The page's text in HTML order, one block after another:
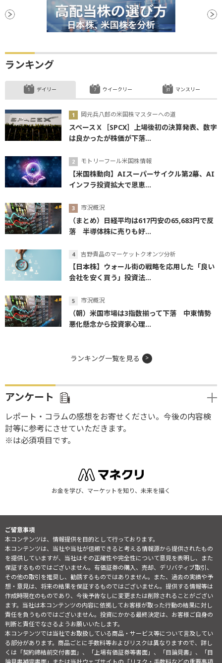
ランキング
デイリー
岡元兵八郎の米国株マスターへの道
スペースＸ［SPCX］上場後初の決算発表、数字
は良かったが株価が下落...
モトリーフール米国株情報
【米国株動向】AIスーパーサイクル第2幕、AI
インフラ投資拡大で恩恵...
市況概況
（まとめ）日経平均は617円安の65,683円で反
落 半導体株に売りも好...
吉野貴晶のマーケットクオンツ分析
【日本株】ウォール街の戦略を応用した「良い
会社を安く買う」投資法...
市況概況
（朝）米国市場は3指数揃って下落 中東情勢
悪化懸念から投資家心理...
ウイークリー マンスリー
ランキング一覧を見る
アンケート
レポート・コラムの感想をお寄せください。今後の内容検
討等に参考にさせていただきます。
※は必須項目です。
お金を学び、マーケットを知り、未来を描く
ご留意事項
本コンテンツは、情報提供を目的として行っております。
本コンテンツは、当社や当社が信頼できると考える情報源から提供されたもの
を提供していますが、当社はその正確性や完全性について意見を表明し、また
保証するものではございません。有価証券の購入、売却、デリバティブ取引、
その他の取引を推奨し、勧誘するものではありません。また、過去の実績や予
想・意見は、将来の結果を保証するものではございません。提供する情報等は
作成時現在のものであり、今後予告なしに変更または削除されることがござい
ます。当社は本コンテンツの内容に依拠してお客様が取った行動の結果に対し
責任を負うものではございません。投資にかかる最終決定は、お客様ご自身の
判断と責任でなさるようお願いいたします。
本コンテンツでは当社でお取扱している商品・サービス等について言及してい
る部分があります。商品ごとに手数料等およびリスクは異なりますので、詳し
くは「契約締結前交付書面」、「上場有価証券等書面」、「目論見書」、「目